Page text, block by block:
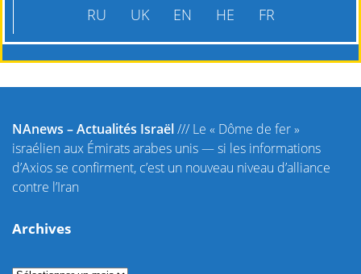
RU UK EN HE FR
NAnews – Actualités Israël/// Le « Dôme de fer »
israélien aux Émirats arabes unis — si les informations
d’Axios se confirment, c’est un nouveau niveau d’alliance
contre l’Iran
Archives